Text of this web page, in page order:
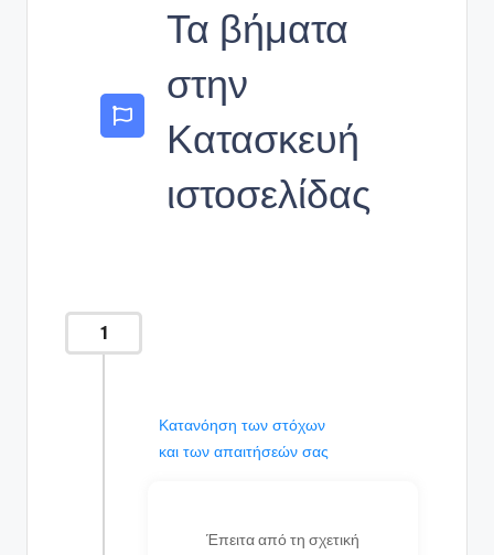
Τα βήματα
στην
Κατασκευή
ιστοσελίδας
1
Κατανόηση των στόχων
και των απαιτήσεών σας
Έπειτα από τη σχετική